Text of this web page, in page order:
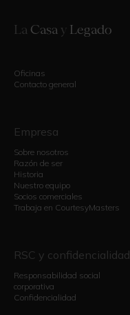
La Casa y Legado
Oficinas
Contacto general
Empresa
Sobre nosotros
Razón de ser
Historia
Nuestro equipo
Socios comerciales
Trabaja en CourtesyMasters
RSC y confidencialidad
Responsabilidad social
corporativa
Confidencialidad